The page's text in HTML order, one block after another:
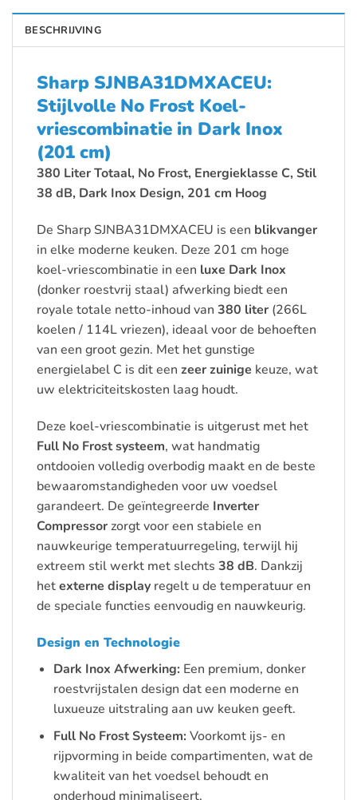
BESCHRIJVING
Sharp SJNBA31DMXACEU:
Stijlvolle No Frost Koel-
vriescombinatie in Dark Inox
(201 cm)
380 Liter Totaal, No Frost, Energieklasse C, Stil
38 dB, Dark Inox Design, 201 cm Hoog
De Sharp SJNBA31DMXACEU is een blikvanger
in elke moderne keuken. Deze 201 cm hoge
koel-vriescombinatie in een luxe Dark Inox
(donker roestvrij staal) afwerking biedt een
royale totale netto-inhoud van 380 liter (266L
koelen / 114L vriezen), ideaal voor de behoeften
van een groot gezin. Met het gunstige
energielabel C is dit een zeer zuinige keuze, wat
uw elektriciteitskosten laag houdt.
Deze koel-vriescombinatie is uitgerust met het
Full No Frost systeem, wat handmatig
ontdooien volledig overbodig maakt en de beste
bewaaromstandigheden voor uw voedsel
garandeert. De geïntegreerde Inverter
Compressorzorgt voor een stabiele en
nauwkeurige temperatuurregeling, terwijl hij
extreem stil werkt met slechts 38 dB. Dankzij
hetexterne display regelt u de temperatuur en
de speciale functies eenvoudig en nauwkeurig.
Design en Technologie
Dark Inox Afwerking: Een premium, donker
roestvrijstalen design dat een moderne en
luxueuze uitstraling aan uw keuken geeft.
Full No Frost Systeem: Voorkomt ijs- en
rijpvorming in beide compartimenten, wat de
kwaliteit van het voedsel behoudt en
onderhoud minimaliseert.